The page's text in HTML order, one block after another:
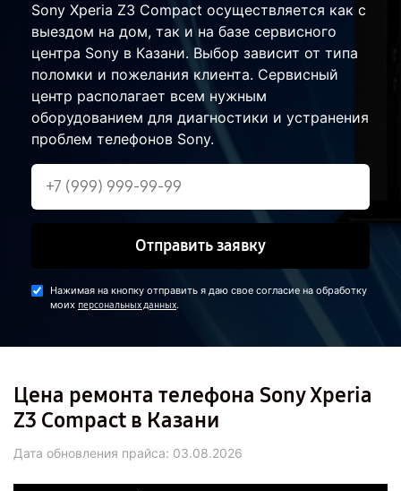
Sony Xperia Z3 Compact осуществляется как с
выездом на дом, так и на базе сервисного
центра Sony в Казани. Выбор зависит от типа
поломки и пожелания клиента. Сервисный
центр располагает всем нужным
оборудованием для диагностики и устранения
проблем телефонов Sony.
Отправить заявку
Нажимая на кнопку отправить я даю свое согласие на обработку
моих персональных данных.
Цена ремонта телефона Sony Xperia
Z3 Compact в Казани
Дата обновления прайса: 03.08.2026